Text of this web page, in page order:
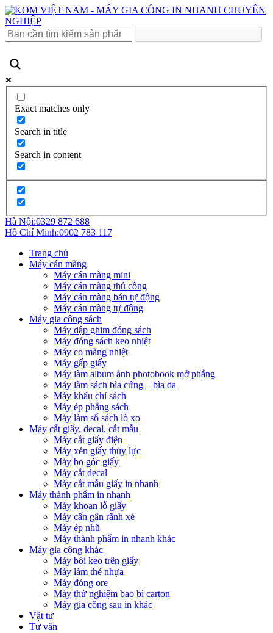
Exact matches only
Search in title
Search in content
Hà Nội:0329 872 688
Hồ Chí Minh:0902 783 117
Trang chủ
Máy cán màng
Máy cán màng mini
Máy cán màng thủ công
Máy cán màng bán tự động
Máy cán màng tự động
Máy gia công sách
Máy dập ghim đóng sách
Máy đóng sách keo nhiệt
Máy co màng nhiệt
Máy gấp giấy
Máy làm album ảnh photobook mở phẳng
Máy làm sách bìa cứng – bìa da
Máy khâu chỉ sách
Máy ép phẳng sách
Máy làm sổ sách lò xo
Máy cắt giấy, decal, cắt mẫu
Máy cắt giấy điện
Máy xén giấy thủy lực
Máy bo góc giấy
Máy cắt decal
Máy cắt mẫu giấy in nhanh
Máy thành phẩm in nhanh
Máy khoan lỗ giấy
Máy cấn gân rãnh xé
Máy ép nhũ
Máy thành phẩm in nhanh khác
Máy gia công khác
Máy bôi keo trên giấy
Máy làm thẻ nhựa
Máy đóng ore
Máy thử nghiệm bao bì carton
Máy gia công sau in khác
Vật tư
Tư vấn